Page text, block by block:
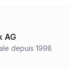
AG
depuis 1998